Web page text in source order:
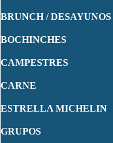
BRUNCH / DESAYUNOS
BOCHINCHES
CAMPESTRES
CARNE
ESTRELLA MICHELIN
GRUPOS